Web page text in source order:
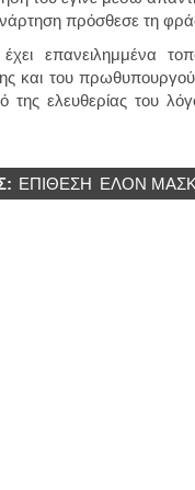
πρόσθεσε τη
επανειλημμένα
και του πρωθυπουργού
της ελευθερίας του
ΕΠΊΘΕΣΗ ΕΛΟΝ ΜΑΣΚ